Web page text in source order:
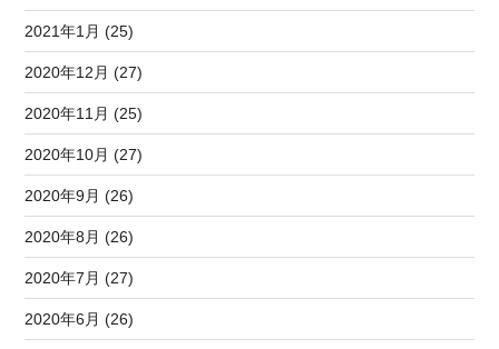
2021年1月 (25)
2020年12月 (27)
2020年11月 (25)
2020年10月 (27)
2020年9月 (26)
2020年8月 (26)
2020年7月 (27)
2020年6月 (26)